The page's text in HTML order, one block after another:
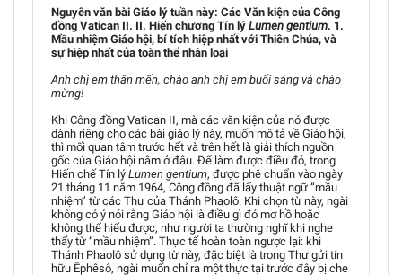
Nguyên văn bài Giáo lý tuần này: Các Văn kiện của Công
đồng Vatican II. II. Hiến chương Tín lý Lumen gentium. 1.
Mầu nhiệm Giáo hội, bí tích hiệp nhất với Thiên Chúa, và
sự hiệp nhất của toàn thể nhân loại
Anh chị em thân mến, chào anh chị em buổi sáng và chào
mừng!
Khi Công đồng Vatican II, mà các văn kiện của nó được
dành riêng cho các bài giáo lý này, muốn mô tả về Giáo hội,
thì mối quan tâm trước hết và trên hết là giải thích nguồn
gốc của Giáo hội nằm ở đâu. Để làm được điều đó, trong
Hiến chế Tín lý Lumen gentium, được phê chuẩn vào ngày
21 tháng 11 năm 1964, Công đồng đã lấy thuật ngữ “mầu
nhiệm” từ các Thư của Thánh Phaolô. Khi chọn từ này, ngài
không có ý nói rằng Giáo hội là điều gì đó mơ hồ hoặc
không thể hiểu được, như người ta thường nghĩ khi nghe
thấy từ “mầu nhiệm”. Thực tế hoàn toàn ngược lại: khi
Thánh Phaolô sử dụng từ này, đặc biệt là trong Thư gửi tín
hữu Êphêsô, ngài muốn chỉ ra một thực tại trước đây bị che